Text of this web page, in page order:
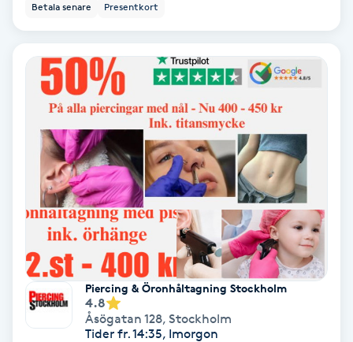
HIFU
Hollywood Peel
Hot Stone Massage
Hot yoga
Hudföryngring
Huduppstramning
Hudvård
Hyaluronsyra
Betala senare Presentkort
Piercing & Öronhåltagning Stockholm
4.8
Åsögatan 128, Stockholm
Tider fr. 14:35, Imorgon